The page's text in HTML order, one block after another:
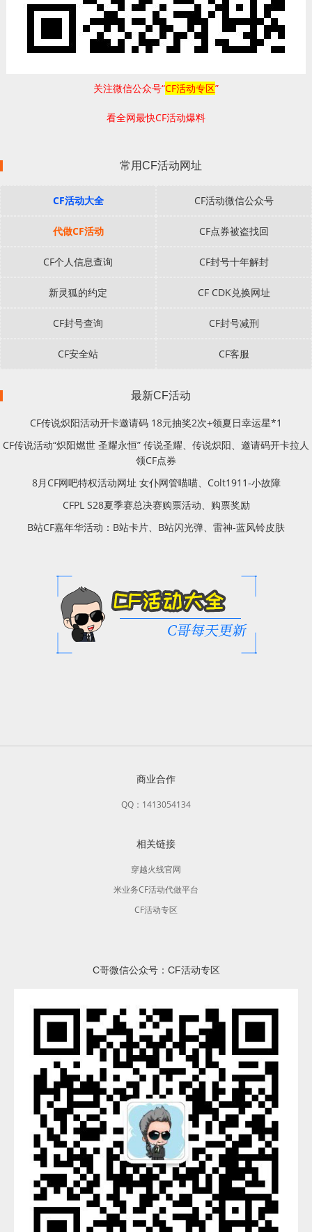
关注微信公众号“CF活动专区”
看全网最快CF活动爆料
常用CF活动网址
CF活动大全 CF活动微信公众号
代做CF活动 CF点券被盗找回
CF个人信息查询 CF封号十年解封
新灵狐的约定 CF CDK兑换网址
CF封号查询 CF封号减刑
CF安全站 CF客服
最新CF活动
CF传说炽阳活动开卡邀请码 18元抽奖2次+领夏日幸运星*1
CF传说活动“炽阳燃世 圣耀永恒” 传说圣耀、传说炽阳、邀请码开卡拉人
领CF点券
8月CF网吧特权活动网址 女仆网管喵喵、Colt1911-小故障
CFPL S28夏季赛总决赛购票活动、购票奖励
B站CF嘉年华活动：B站卡片、B站闪光弹、雷神-蓝风铃皮肤
商业合作
QQ：1413054134
相关链接
穿越火线官网
米业务CF活动代做平台
CF活动专区
C哥微信公众号：CF活动专区